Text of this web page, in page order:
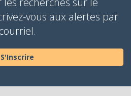
vous aux alertes par
courriel.
S'Inscrire